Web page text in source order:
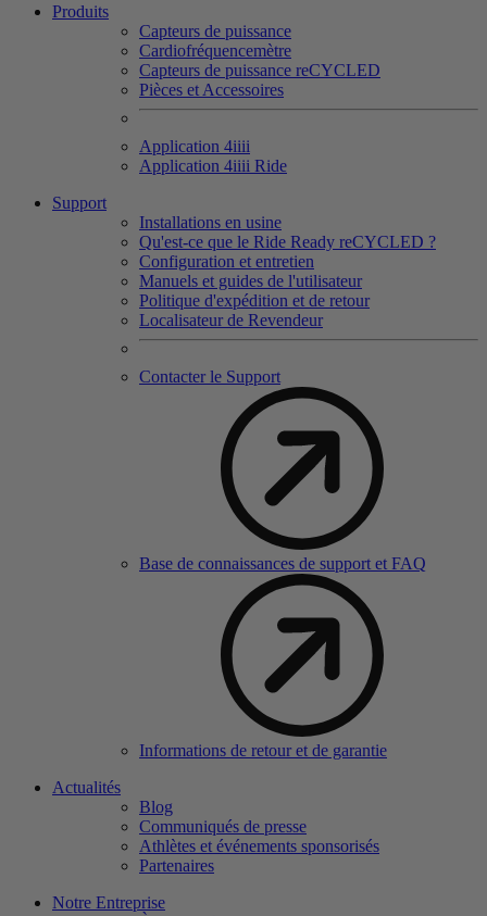
Produits
Capteurs de puissance
Cardiofréquencemètre
Capteurs de puissance reCYCLED
Pièces et Accessoires
Application 4iiii
Application 4iiii Ride
Support
Installations en usine
Qu'est-ce que le Ride Ready reCYCLED ?
Configuration et entretien
Manuels et guides de l'utilisateur
Politique d'expédition et de retour
Localisateur de Revendeur
Contacter le Support
Base de connaissances de support et FAQ
Informations de retour et de garantie
Actualités
Blog
Communiqués de presse
Athlètes et événements sponsorisés
Partenaires
Notre Entreprise